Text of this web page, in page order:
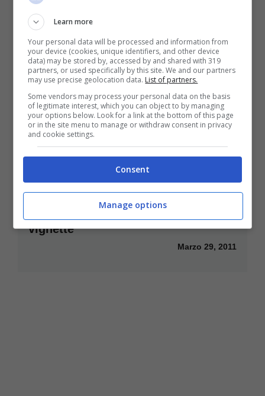
vignette
Marzo 29, 2011
Learn more
Your personal data will be processed and information from
your device (cookies, unique identifiers, and other device
data) may be stored by, accessed by and shared with 319
partners, or used specifically by this site. We and our partners
may use precise geolocation data. List of partners.
Some vendors may process your personal data on the basis
of legitimate interest, which you can object to by managing
your options below. Look for a link at the bottom of this page
or in the site menu to manage or withdraw consent in privacy
and cookie settings.
Consent
Manage options